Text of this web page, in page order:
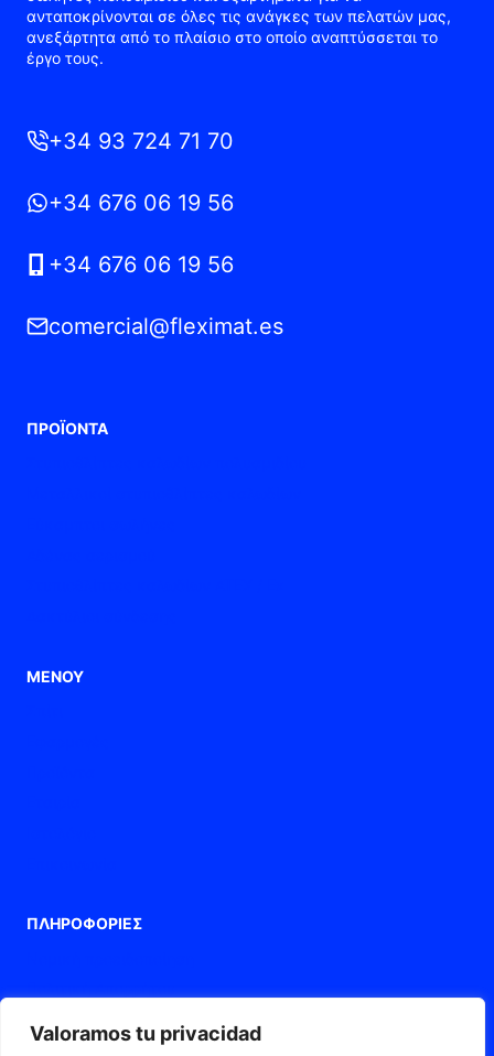
Valoramos tu privacidad
ανταποκρίνονται σε όλες τις ανάγκες των πελατών μας,
ανεξάρτητα από το πλαίσιο στο οποίο αναπτύσσεται το
έργο τους.
+34 93 724 71 70
+34 676 06 19 56
+34 676 06 19 56
comercial@fleximat.es
ΠΡΟΪΌΝΤΑ
ΜΕΝΟΎ
ΠΛΗΡΟΦΟΡΊΕΣ
Δήλωση προσβασιμότητας